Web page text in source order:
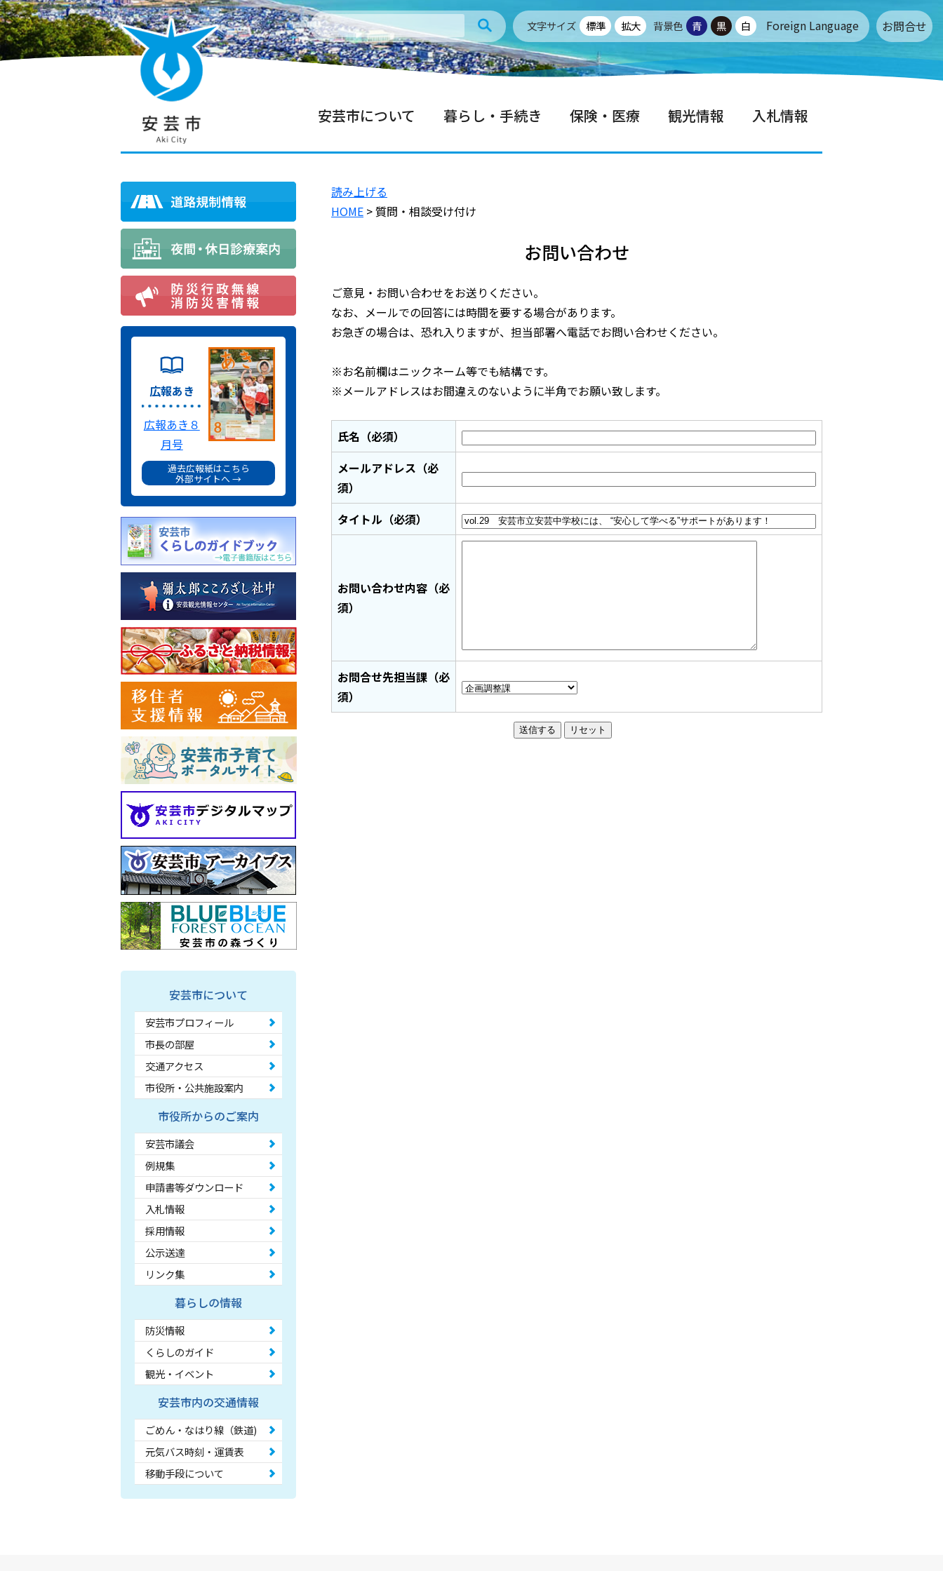
文字サイズ 標準 拡大 背景色 青 黒 白 Foreign Language お問合せ
安芸市について 暮らし・手続き 保険・医療 観光情報 入札情報
読み上げる
HOME > 質問・相談受け付け
お問い合わせ
ご意見・お問い合わせをお送りください。
なお、メールでの回答には時間を要する場合があります。
お急ぎの場合は、恐れ入りますが、担当部署へ電話でお問い合わせください。
※お名前欄はニックネーム等でも結構です。
※メールアドレスはお間違えのないように半角でお願い致します。
氏名（必須）
メールアドレス（必
須）
タイトル（必須）
お問い合わせ内容（必
須）
お問合せ先担当課（必
須）
広報あき
広報あき８
月号
過去広報紙はこちら
外部サイトへ →
安芸市について
安芸市プロフィール
市長の部屋
交通アクセス
市役所・公共施設案内
市役所からのご案内
安芸市議会
例規集
申請書等ダウンロード
入札情報
採用情報
公示送達
リンク集
暮らしの情報
防災情報
くらしのガイド
観光・イベント
安芸市内の交通情報
ごめん・なはり線（鉄道)
元気バス時刻・運賃表
移動手段について